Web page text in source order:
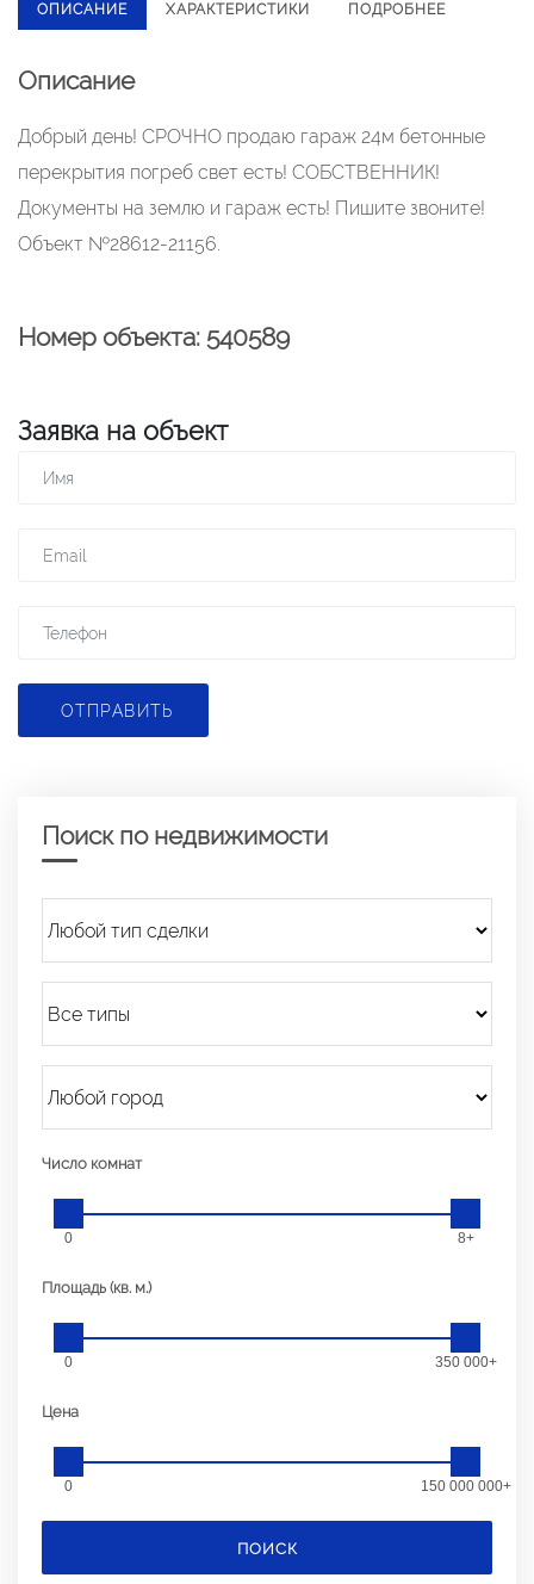
ОПИСАНИЕ ХАРАКТЕРИСТИКИ ПОДРОБНЕЕ
Описание
Добрый день! СРОЧНО продаю гараж 24м бетонные
перекрытия погреб свет есть! СОБСТВЕННИК!
Документы на землю и гараж есть! Пишите звоните!
Объект №28612-21156.
Номер объекта: 540589
Заявка на объект
ОТПРАВИТЬ
Поиск по недвижимости
Число комнат
0 8+
Площадь (кв. м.)
0 350 000+
Цена
0 150 000 000+
ПОИСК